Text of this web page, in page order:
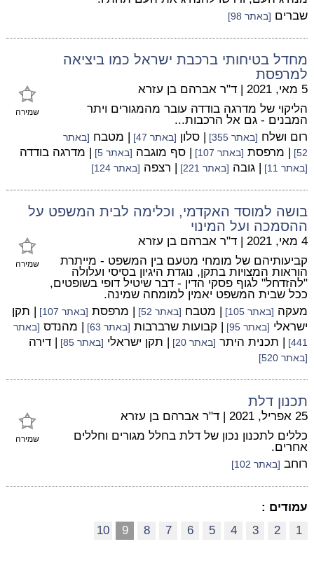
שברים [באתר 98]
מחדל בטיחותי ברכבת ישראל כמו ביציאה
למרפסת
שמירה
5 מאי, 2021 | ד"ר אברהם בן עזרא
הליקוי של מדרגה בודדה עובר מהמגורים ויתר
המבנים - גם אל הרכבות...
רום ושלח [באתר 355] | סלון [באתר 47] | מטבח [באתר
52]
| מרפסת [באתר 107] | סף מוגבה [באתר 5] | מדרגה בודדה
[באתר 11] | גובה [באתר 221] | רצפה [באתר 124]
בושה למוסד האקדמי, וכלימה לבית המשפט על
ההסמכה ועל המינוי
שמירה
4 מאי, 2021 | ד"ר אברהם בן עזרא
קביעותיהם של מומחי מטעם בין המשפט - מייתרת
הוראות המצויות בתקן, נוגדת היגיון בסיסי ועלולה
"להזדחל" לגוף פסקי הדין - דבר שיטיל דופי בשופטים,
ככל שבית המשפט יאמין למומחה שמינה.
מעקה [באתר 105] | מטבח [באתר 52] | מרפסת [באתר 107]
| תקן
ישראלי [באתר 95] | קבועות שרברבות [באתר 63] | מהנדס [באתר
441]
| תכנית היתר [באתר 20] | תקן ישראלי [באתר 85] | דירה
[באתר 520]
תכנון דלת
שמירה
25 אפריל, 2021 | ד"ר אברהם בן עזרא
כללים לתכנון נכון של דלת בחלל מגורים וחללים
אחרים.
רוחב [באתר 102]
עמודים :
1
2
3
4
5
6
7
8
9
10